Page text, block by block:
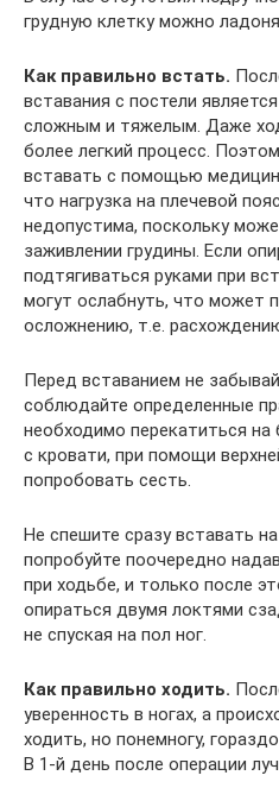
грудную клетку можно
Как правильно встать.
вставания с постели
сложным и тяжелым. Даже
более легкий процесс.
вставать с помощью
что нагрузка на плечевой
недопустима, поскольку
заживлении грудины. Если
подтягиваться руками при
могут ослабнуть, что может
осложнению, т.е.
Перед вставанием не
соблюдайте определенные
необходимо перекатиться на
с кровати, при помощи
попробовать сесть.
Не спешите сразу вставать
попробуйте поочередно
при ходьбе, и только после
опираться двумя локтями
не спуская на пол ног.
Как правильно ходить.
уверенность в ногах, а
ходить, но понемногу,
В 1-й день после операции